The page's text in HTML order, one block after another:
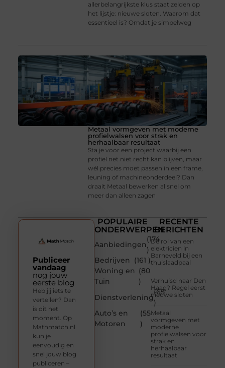
allerbelangrijkste klus staat zelden op
het lijstje: nieuwe sloten. Waarom dat
essentieel is? Omdat je simpelweg
Metaal vormgeven met moderne
profielwalsen voor strak en
herhaalbaar resultaat
Sta je voor een project waarbij een
profiel net niet recht kan blijven, maar
wél precies moet passen in een frame,
leuning of machineonderdeel? Dan
draait Metaal bewerken al snel om
meer dan alleen zagen
POPULAIRE
ONDERWERPEN
Aanbiedingen
(174
)
Bedrijven
(161 )
Woning en
Tuin
(80
)
Dienstverlening
(65
)
Auto’s en
Motoren
(55
)
RECENTE
BERICHTEN
De rol van een
elektricien in
Barneveld bij een
thuislaadpaal
Verhuisd naar Den
Haag? Regel eerst
nieuwe sloten
Metaal
vormgeven met
moderne
profielwalsen voor
strak en
herhaalbaar
resultaat
Publiceer
vandaag
nog jouw
eerste blog
Heb jij iets te
vertellen? Dan
is dit het
moment. Op
Mathmatch.nl
kun je
eenvoudig en
snel jouw blog
publiceren –